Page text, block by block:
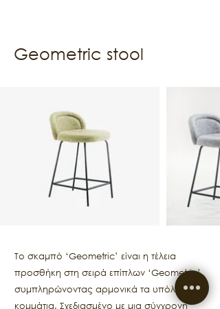
Geometric stool
Το σκαμπό ‘Geometric’ είναι η τέλεια
προσθήκη στη σειρά επίπλων ‘Geometric’,
συμπληρώνοντας αρμονικά τα υπόλοιπα
κομμάτια. Σχεδιασμένο με μια σύγχρονη